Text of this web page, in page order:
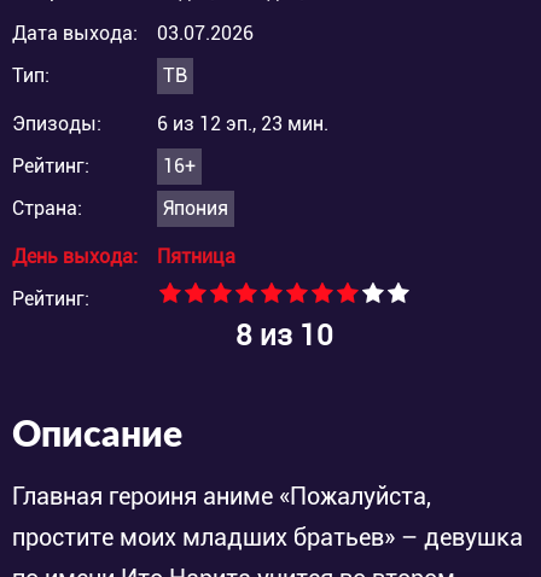
Дата выхода:
03.07.2026
Тип:
ТВ
Эпизоды:
6 из 12 эп., 23 мин.
Рейтинг:
16+
Страна:
Япония
День выхода:
Пятница
Рейтинг:
8из 10
Описание
Главная героиня аниме «Пожалуйста,
простите моих младших братьев» – девушка